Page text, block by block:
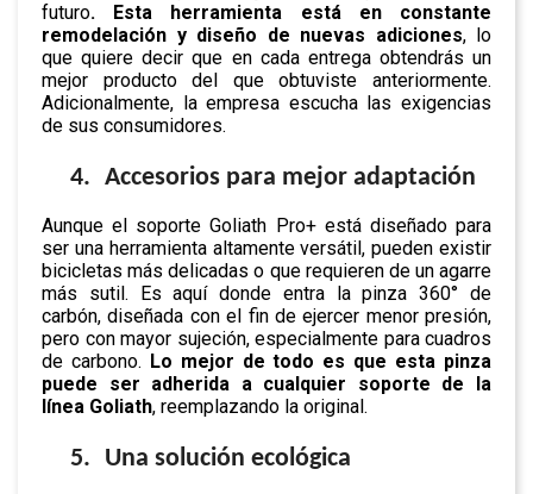
futuro. Esta herramienta está en constante
remodelación y diseño de nuevas adiciones, lo
que quiere decir que en cada entrega obtendrás un
mejor producto del que obtuviste anteriormente.
Adicionalmente, la empresa escucha las exigencias
de sus consumidores.
4. Accesorios para mejor adaptación
Aunque el soporte Goliath Pro+ está diseñado para
ser una herramienta altamente versátil, pueden existir
bicicletas más delicadas o que requieren de un agarre
más sutil. Es aquí donde entra la pinza 360° de
carbón, diseñada con el fin de ejercer menor presión,
pero con mayor sujeción, especialmente para cuadros
de carbono. Lo mejor de todo es que esta pinza
puede ser adherida a cualquier soporte de la
línea Goliath, reemplazando la original.
5. Una solución ecológica